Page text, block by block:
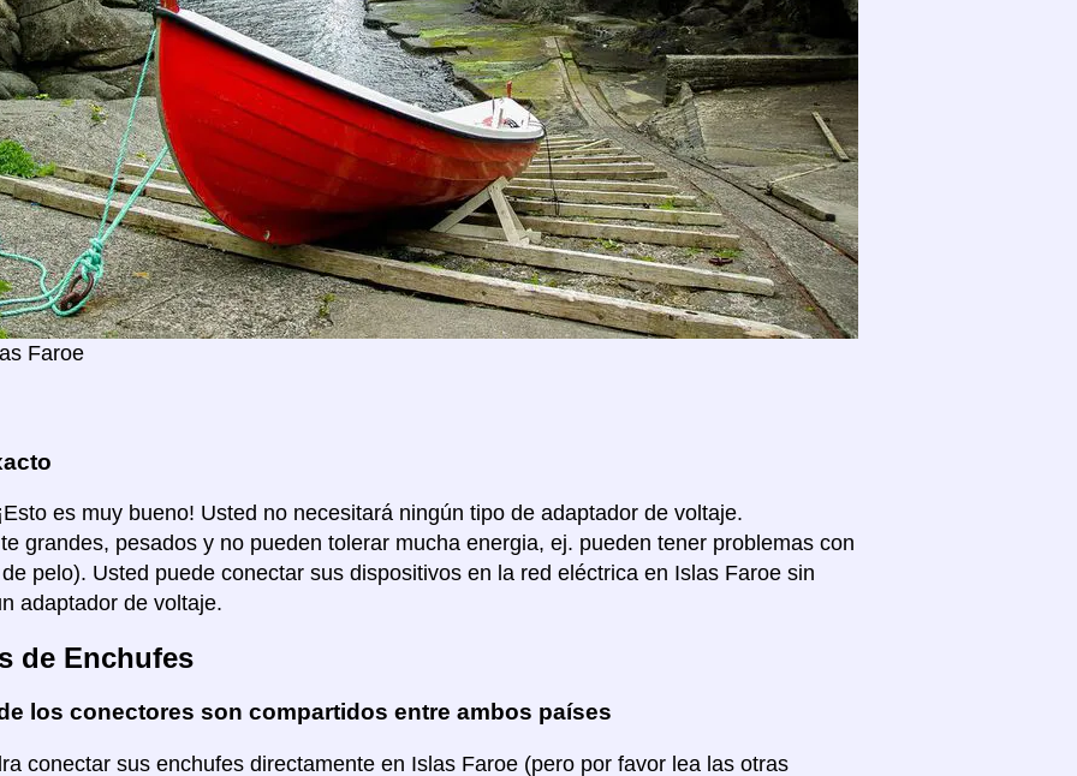
Faroe
es muy bueno! Usted no necesitará ningún tipo de adaptador de voltaje.
grandes, pesados y no pueden tolerar mucha energia, ej. pueden tener problemas con
pelo). Usted puede conectar sus dispositivos en la red eléctrica en Islas Faroe sin
adaptador de voltaje.
de Enchufes
los conectores son compartidos entre ambos países
conectar sus enchufes directamente en Islas Faroe (pero por favor lea las otras